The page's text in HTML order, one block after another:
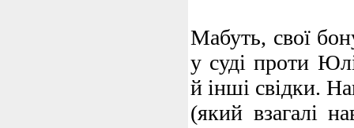
Мабуть, свої
у суді проти
й інші свідки.
(який взагалі